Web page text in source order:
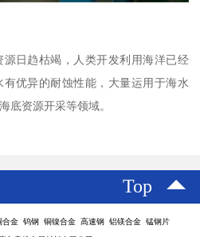
日趋枯竭，人类开发利用海洋已经
优异的耐蚀性能，大量运用于海水
底资源开采等领域。
Top
金 钨钢 铜镍合金 高速钢 铝镁合金 锰钢片